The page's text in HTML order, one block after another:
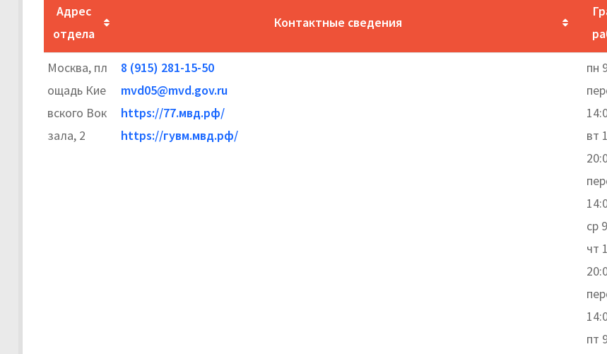
Адрес
отдела
Контактные сведения
Москва, пл
ощадь Кие
вского Вок
зала, 2
8 (915) 281-15-50
mvd05@mvd.gov.ru
https://77.мвд.рф/
https://гувм.мвд.рф/
пн
вт
ср
чт
пт